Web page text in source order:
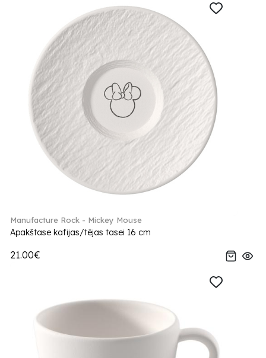
Manufacture Rock - Mickey Mouse
Apakštase kafijas/tējas tasei 16 cm
21.00€